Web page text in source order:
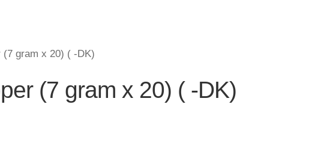
gram x 20) ( -DK)
(7 gram x 20) ( -DK)